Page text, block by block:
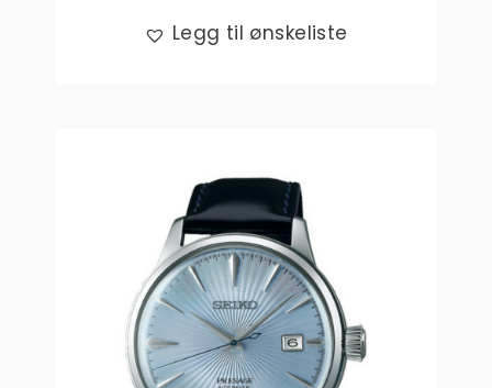
Legg til ønskeliste